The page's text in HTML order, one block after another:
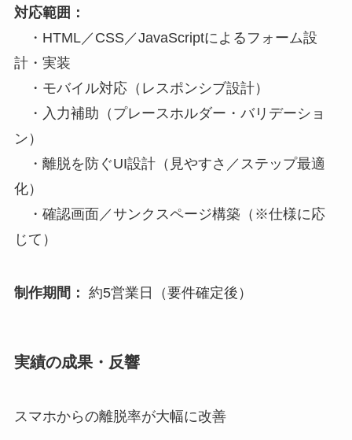
対応範囲：
・HTML／CSS／JavaScriptによるフォーム設
計・実装
・モバイル対応（レスポンシブ設計）
・入力補助（プレースホルダー・バリデーショ
ン）
・離脱を防ぐUI設計（見やすさ／ステップ最適
化）
・確認画面／サンクスページ構築（※仕様に応
じて）
制作期間： 約5営業日（要件確定後）
実績の成果・反響
スマホからの離脱率が大幅に改善